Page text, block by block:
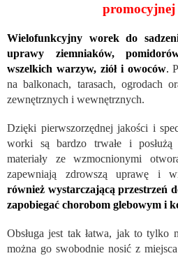
promocyjnej
Wielofunkcyjny worek do
uprawy ziemniaków,
wszelkich warzyw, ziół i owoców.
na balkonach, tarasach, ogrodach
zewnętrznych i wewnętrznych.
Dzięki pierwszorzędnej jakości i
worki są bardzo trwałe i
materiały ze wzmocnionymi
zapewniają zdrowszą uprawę i
również wystarczającą przestrzeń
zapobiegać chorobom glebowym i
Obsługa jest tak łatwa, jak to tylko
można go swobodnie nosić z